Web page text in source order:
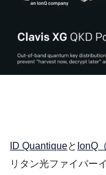
ID Quantiqueと IonQ
リタン光ファイバー